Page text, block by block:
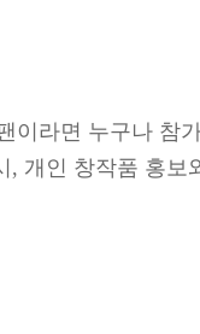
이라면 누구나 참
개인 창작품 홍